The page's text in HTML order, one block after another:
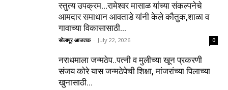
स्तुत्य उपक्रम…रामेश्वर मासाळ यांच्या संकल्पनेचे
आमदार समाधान आवताडे यांनी केले कौतुक,शाळा व
गावाच्या विकासासाठी...
सोलापूर आजतक - July 22, 2026 0
नराधमाला जन्मठेप..पत्नी व मुलीच्या खून प्रकरणी
संजय कोरे यास जन्मठेपेची शिक्षा, मांजरांच्या पिलाच्या
खुनासाठी...